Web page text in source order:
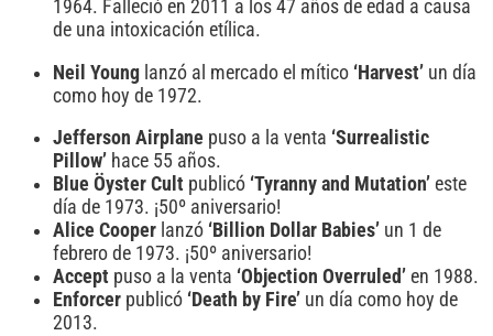
1964. Falleció en 2011 a los 47 años de edad a causa
de una intoxicación etílica.
Neil Young lanzó al mercado el mítico ‘Harvest’ un día
como hoy de 1972.
Jefferson Airplane puso a la venta ‘Surrealistic
Pillow’ hace 55 años.
Blue Öyster Cult publicó ‘Tyranny and Mutation’ este
día de 1973. ¡50º aniversario!
Alice Cooper lanzó ‘Billion Dollar Babies’ un 1 de
febrero de 1973. ¡50º aniversario!
Accept puso a la venta ‘Objection Overruled’ en 1988.
Enforcer publicó ‘Death by Fire’ un día como hoy de
2013.